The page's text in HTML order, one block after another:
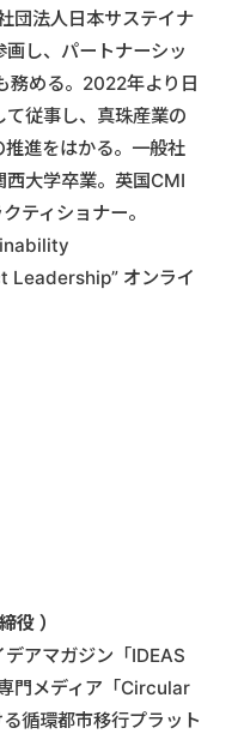
団法人日本サステイナ
し、パートナーシッ
務める。2022年より日
従事し、真珠産業の
進をはかる。一般社
西大学卒業。英国CMI
ティショナー。
Leadership” オンライ
役 ）
アマガジン「IDEAS
門メディア「Circular
循環都市移行プラット